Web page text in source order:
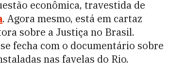
econômica, travestida de
. Agora mesmo, está em cartaz
sobre a Justiça no Brasil.
fecha com o documentário sobre
nas favelas do Rio.